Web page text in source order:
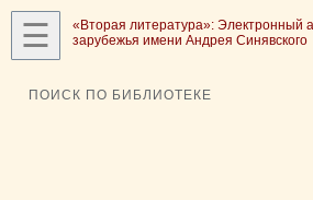
☰
«Вторая литература»: Электронный
зарубежья имени Андрея Синявского
ПОИСК ПО БИБЛИОТЕКЕ